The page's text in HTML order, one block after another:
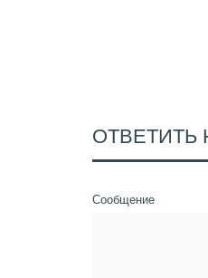
ОТВЕТИТЬ
Сообщение